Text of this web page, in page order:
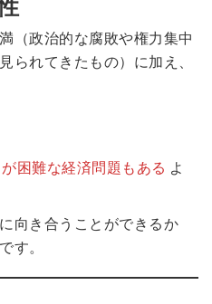
（政治的な腐敗や権力集中
られてきたもの）に加え、
困難な経済問題もある よ
向き合うことができるか
す。